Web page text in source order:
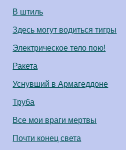
В штиль
Здесь могут водиться тигры
Электрическое тело пою!
Ракета
Уснувший в Армагеддоне
Труба
Все мои враги мертвы
Почти конец света